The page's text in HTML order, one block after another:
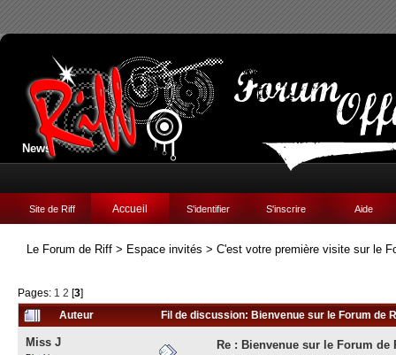
News:
Site de Riff Accueil S'identifier S'inscrire Aide
Le Forum de Riff > Espace invités > C'est votre première visite sur le
Pages: 1 2 [3]
Auteur
Fil de discussion: Bienvenue sur le Forum de
Miss J Re : Bienvenue sur le Forum de